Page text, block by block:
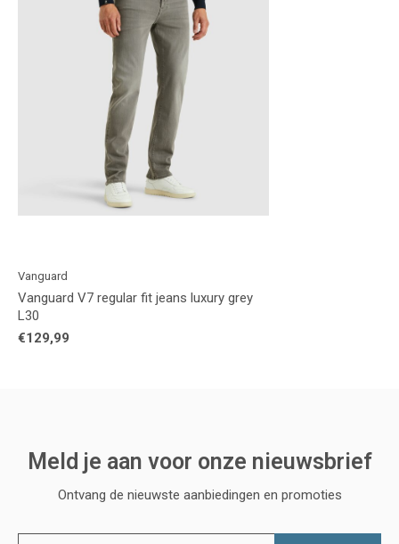
Vanguard
Vanguard V7 regular fit jeans luxury grey
L30
€129,99
Meld je aan voor onze nieuwsbrief
Ontvang de nieuwste aanbiedingen en promoties